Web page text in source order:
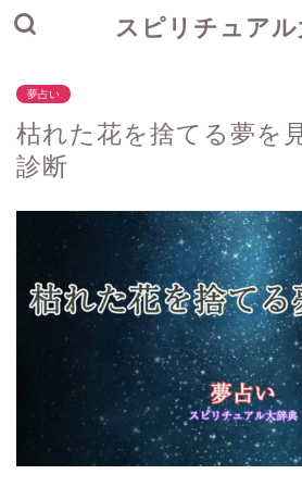
スピリチュアル
夢占い
枯れた花を捨てる夢を
診断